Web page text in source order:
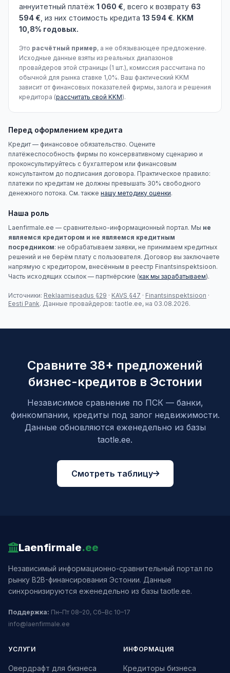
аннуитетный платёж 1 060 € , всего к возврату 63
594 € , из них стоимость кредита 13 594 €. KKM
10,8% годовых.
Это расчётный пример, а не обязывающее предложение.
Исходные данные взяты из реальных диапазонов
провайдеров этой страницы (1 шт.), комиссия рассчитана по
обычной для рынка ставке 1,0%. Ваш фактический KKM
зависит от финансовых показателей фирмы, залога и решения
кредитора (рассчитать свой KKM).
Перед оформлением кредита
Кредит — финансовое обязательство. Оцените
платёжеспособность фирмы по консервативному сценарию и
проконсультируйтесь с бухгалтером или финансовым
консультантом до подписания договора. Практическое правило:
платежи по кредитам не должны превышать 30% свободного
денежного потока. См. также нашу методику оценки.
Наша роль
Laenfirmale.ee — сравнительно-информационный портал. Мы не
являемся кредитором и не являемся кредитным
посредником: не обрабатываем заявки, не принимаем кредитных
решений и не берём плату с пользователя. Договор вы заключаете
напрямую с кредитором, внесённым в реестр Finantsinspektsioon.
Часть исходящих ссылок — партнёрские (как мы зарабатываем).
Источники: Reklaamiseadus §29 · KAVS §47 · Finantsinspektsioon ·
Eesti Pank. Данные провайдеров: taotle.ee, на 03.08.2026.
Сравните 38+ предложений
бизнес-кредитов в Эстонии
Независимое сравнение по ПСК — банки,
финкомпании, кредиты под залог недвижимости.
Данные обновляются еженедельно из базы
taotle.ee.
Смотреть таблицу
Laenfirmale.ee
Независимый информационно-сравнительный портал по
рынку B2B-финансирования Эстонии. Данные
синхронизируются еженедельно из базы taotle.ee.
Поддержка: Пн–Пт 08–20, Сб–Вс 10–17
info@laenfirmale.ee
УСЛУГИ
Овердрафт для бизнеса
ИНФОРМАЦИЯ
Кредиторы бизнеса